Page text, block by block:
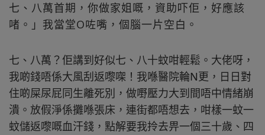
七、八萬首期，你做家姐嘅，資助吓佢，好應該
啫。」我當堂O咗嘴，個腦一片空白。
七、八萬？佢講到好似七、八十蚊咁輕鬆。大佬呀，
我啲錢唔係大風刮返嚟㗎！我喺醫院輪N更，日日對
住啲屎尿屁同生離死別，做嘢壓力大到間唔中情緒崩
潰。放假淨係攤喺張床，連街都唔想去，咁樣一蚊一
蚊儲返嚟嘅血汗錢，點解要我拎去畀一個三十歲、四